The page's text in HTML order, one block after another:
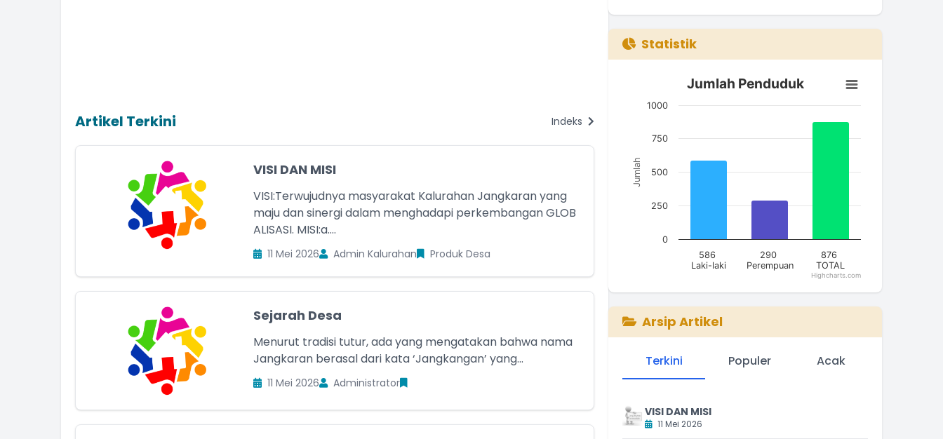
Artikel Terkini Indeks
VISI DAN MISI
VISI:Terwujudnya masyarakat Kalurahan Jangkaran yang
maju dan sinergi dalam menghadapi perkembangan GLOB
ALISASI. MISI:a....
11 Mei 2026 Admin Kalurahan Produk Desa
Sejarah Desa
Menurut tradisi tutur, ada yang mengatakan bahwa nama
Jangkaran berasal dari kata ‘Jangkangan’ yang...
11 Mei 2026 Administrator
Statistik
Jumlah Penduduk
Bar chart with 3 bars.
The chart has 1 X axis displaying categories.
The chart has 1 Y axis displaying Jumlah. Data ranges
Jumlah
Jumlah Penduduk
586
Laki-laki
290
Perempuan
876
TOTAL
0
250
500
750
1000
Highcharts.com
Arsip Artikel
Terkini Populer Acak
VISI DAN MISI
11 Mei 2026